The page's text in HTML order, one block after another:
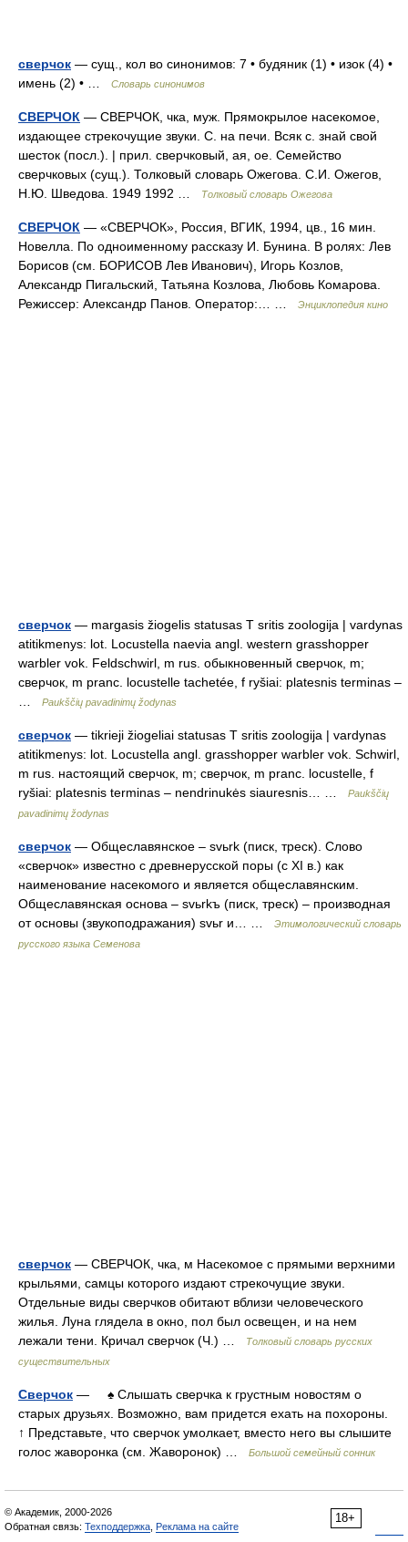
сверчок — сущ., кол во синонимов: 7 • будяник (1) • изок (4) •
имень (2) • …
Словарь синонимов
СВЕРЧОК — СВЕРЧОК, чка, муж. Прямокрылое насекомое,
издающее стрекочущие звуки. С. на печи. Всяк с. знай свой
шесток (посл.). | прил. сверчковый, ая, ое. Семейство
сверчковых (сущ.). Толковый словарь Ожегова. С.И. Ожегов,
Н.Ю. Шведова. 1949 1992 …
Толковый словарь Ожегова
СВЕРЧОК — «СВЕРЧОК», Россия, ВГИК, 1994, цв., 16 мин.
Новелла. По одноименному рассказу И. Бунина. В ролях: Лев
Борисов (см. БОРИСОВ Лев Иванович), Игорь Козлов,
Александр Пигальский, Татьяна Козлова, Любовь Комарова.
Режиссер: Александр Панов. Оператор:… …
Энциклопедия кино
сверчок — margasis žiogelis statusas T sritis zoologija | vardynas
atitikmenys: lot. Locustella naevia angl. western grasshopper
warbler vok. Feldschwirl, m rus. обыкновенный сверчок, m;
сверчок, m pranc. locustelle tachetée, f ryšiai: platesnis terminas –
Paukščių pavadinimų žodynas
сверчок — tikrieji žiogeliai statusas T sritis zoologija | vardynas
atitikmenys: lot. Locustella angl. grasshopper warbler vok. Schwirl,
m rus. настоящий сверчок, m; сверчок, m pranc. locustelle, f
ryšiai: platesnis terminas – nendrinukės siauresnis… …
Paukščių
pavadinimų žodynas
сверчок — Общеславянское – svьrk (писк, треск). Слово
«сверчок» известно с древнерусской поры (с XI в.) как
наименование насекомого и является общеславянским.
Общеславянская основа – svьrkъ (писк, треск) – производная
от основы (звукоподражания) svьr и… …
Этимологический словарь
русского языка Семенова
сверчок — СВЕРЧОК, чка, м Насекомое с прямыми верхними
крыльями, самцы которого издают стрекочущие звуки.
Отдельные виды сверчков обитают вблизи человеческого
жилья. Луна глядела в окно, пол был освещен, и на нем
лежали тени. Кричал сверчок (Ч.) …
Толковый словарь русских
существительных
Сверчок — ♠ Слышать сверчка к грустным новостям о
старых друзьях. Возможно, вам придется ехать на похороны.
↑ Представьте, что сверчок умолкает, вместо него вы слышите
голос жаворонка (см. Жаворонок) …
Большой семейный сонник
18+
© Академик, 2000-2026
Обратная связь: Техподдержка Реклама на сайте